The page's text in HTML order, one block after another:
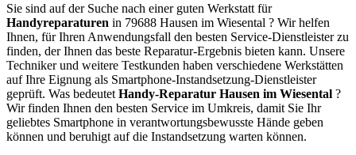
Sie sind auf der Suche nach einer guten Werkstatt für
Handyreparaturen in 79688 Hausen im Wiesental ? Wir helfen
Ihnen, für Ihren Anwendungsfall den besten Service-Dienstleister zu
finden, der Ihnen das beste Reparatur-Ergebnis bieten kann. Unsere
Techniker und weitere Testkunden haben verschiedene Werkstätten
auf Ihre Eignung als Smartphone-Instandsetzung-Dienstleister
geprüft. Was bedeutet Handy-Reparatur Hausen im Wiesental ?
Wir finden Ihnen den besten Service im Umkreis, damit Sie Ihr
geliebtes Smartphone in verantwortungsbewusste Hände geben
können und beruhigt auf die Instandsetzung warten können.